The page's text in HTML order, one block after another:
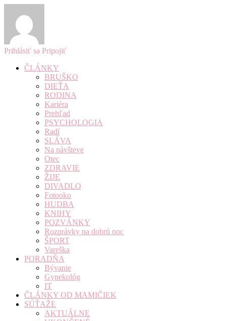
Prihlásiť sa Pripojiť
ČLÁNKY
BRUŠKO
DIEŤA
RODINA
Kariéra
Prehľad
PSYCHOLOGIA
Radí
SLÁVA
Na návšteve
Otec
ZDRAVIE
ŽIJE
DIVADLO
Fotooko
HUDBA
KNIHY
POZVÁNKY
Rozprávky na dobrú noc
ŠPORT
Vareška
PORADŇA
Bývanie
Gynekológ
IT
ČLÁNKY OD MAMIČIEK
SÚŤAŽE
AKTUÁLNE